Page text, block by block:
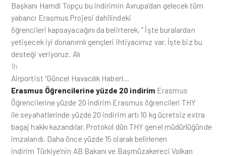
Başkanı Hamdi Topçu bu indirimin Avrupa’dan gelecek tüm
yabancı Erasmus Projesi dahilindeki
öğrencileri kapsayacağını da belirterek, ” İşte buralardan
yetişecek iyi donanımlı gençleri ihtiyacımız var. İşte biz bu
desteği veriyoruz. Alı
1h
Airportist “Güncel Havacılık Haberl…
Erasmus Öğrencilerine yüzde 20 indirim Erasmus
Öğrencilerine yüzde 20 indirim Erasmus öğrencileri THY
ile seyahatlerinde yüzde 20 indirim artı 10 kg ücretsiz extra
bagaj hakkı kazandılar. Protokol dün THY genel müdürlüğünde
imzalandı. Daha önce yüzde 15 olarak belirlenen
indirim Türkiye’nin AB Bakanı ve Başmüzakereci Volkan